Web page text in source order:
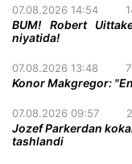
07.08.2026 14:54
BUM! Robert
niyatida!
07.08.2026 13:48
Konor Makgregor:
07.08.2026 09:57
Jozef Parkerdan
tashlandi